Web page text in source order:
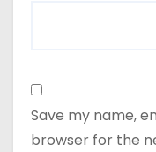
Save my name,
browser for the